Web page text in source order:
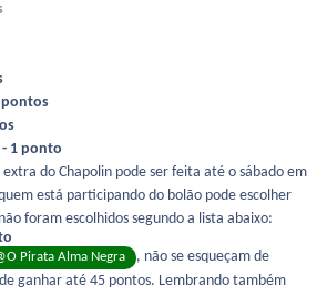
pontos
- 1 ponto
do Chapolin pode ser feita até o sábado em
está participando do bolão pode escolher
foram escolhidos segundo a lista abaixo:
Pirata Alma Negra
, não se esqueçam de
ganhar até 45 pontos. Lembrando também